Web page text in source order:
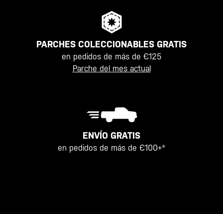
PARCHES COLECCIONABLES GRATIS
en pedidos de más de €125
Parche del mes actual
ENVÍO GRATIS
en pedidos de más de €100+*